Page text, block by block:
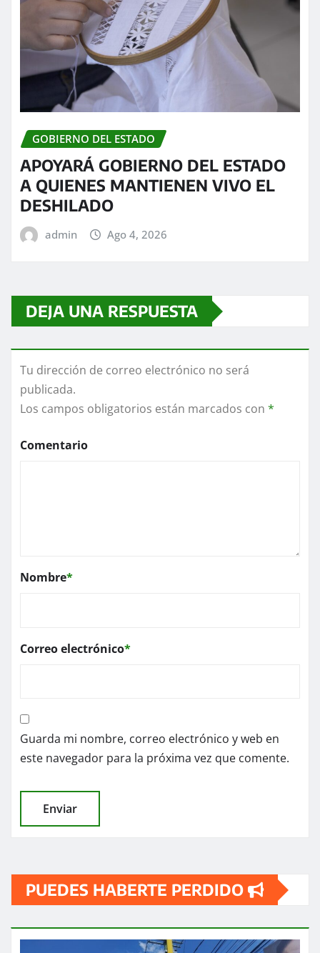
GOBIERNO DEL ESTADO
APOYARÁ GOBIERNO DEL ESTADO
A QUIENES MANTIENEN VIVO EL
DESHILADO
admin Ago 4, 2026
DEJA UNA RESPUESTA
Tu dirección de correo electrónico no será
publicada.
Los campos obligatorios están marcados con *
Comentario
Nombre*
Correo electrónico*
Guarda mi nombre, correo electrónico y web en
este navegador para la próxima vez que comente.
PUEDES HABERTE PERDIDO